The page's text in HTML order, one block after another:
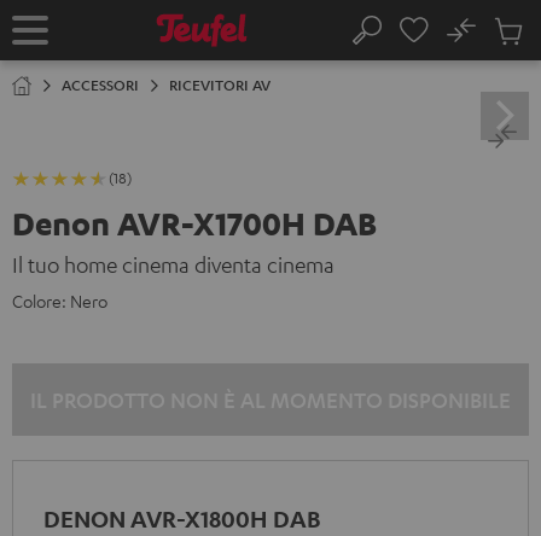
AL
Pagina
Cerca
No
ACCESSORI RICEVITORI AV
(18)
Denon AVR-X1700H DAB
Il tuo home cinema diventa cinema
Colore: Nero
DENON AVR-X1800H DAB